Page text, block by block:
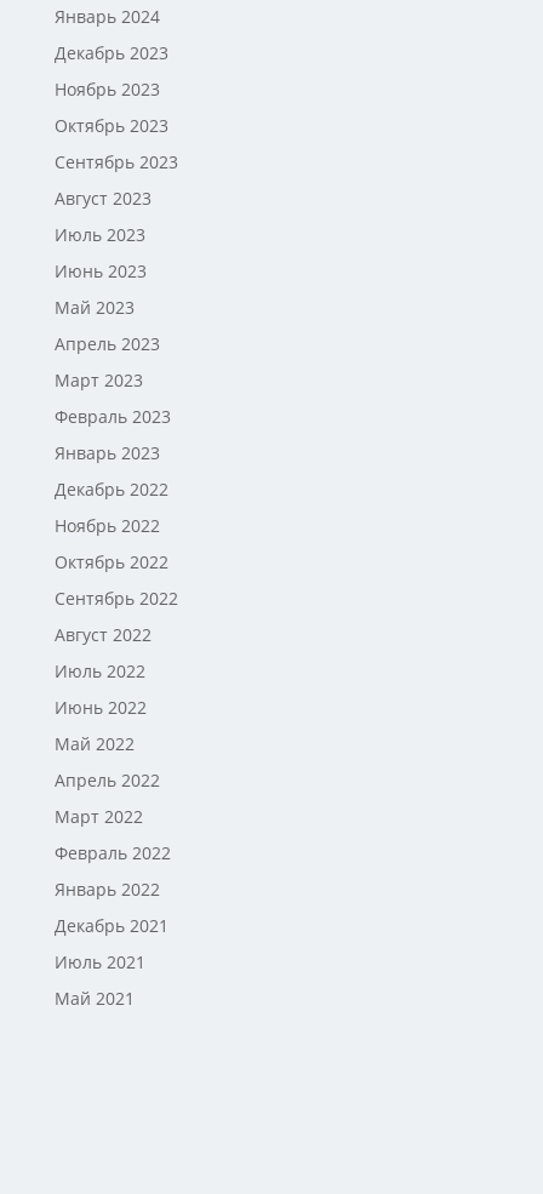
Январь 2024
Декабрь 2023
Ноябрь 2023
Октябрь 2023
Сентябрь 2023
Август 2023
Июль 2023
Июнь 2023
Май 2023
Апрель 2023
Март 2023
Февраль 2023
Январь 2023
Декабрь 2022
Ноябрь 2022
Октябрь 2022
Сентябрь 2022
Август 2022
Июль 2022
Июнь 2022
Май 2022
Апрель 2022
Март 2022
Февраль 2022
Январь 2022
Декабрь 2021
Июль 2021
Май 2021